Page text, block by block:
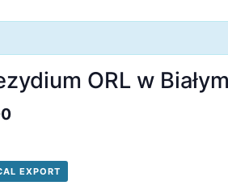
ORL w
EXPORT